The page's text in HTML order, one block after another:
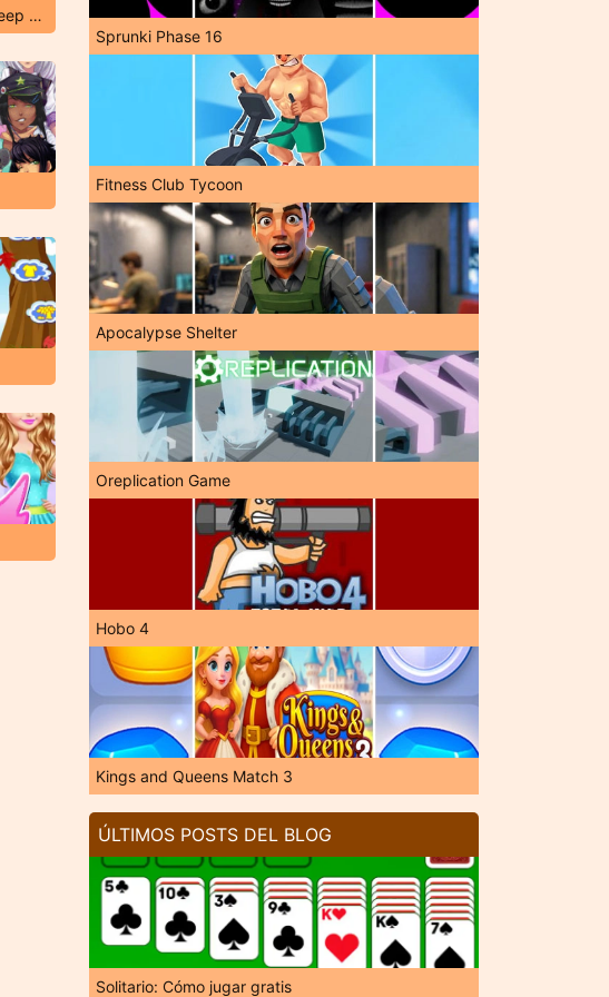
Cat Girl Valentine Story Deep Water
Sprunki Phase 16
Fitness Club Tycoon
Apocalypse Shelter
Oreplication Game
Hobo 4
Kings and Queens Match 3
ÚLTIMOS POSTS DEL BLOG
Solitario: Cómo jugar gratis